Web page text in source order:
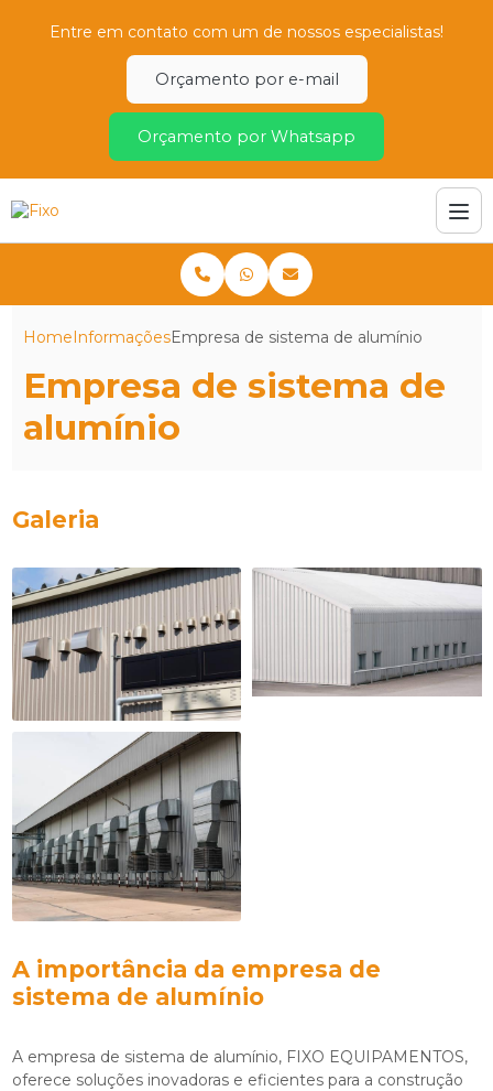
Entre em contato com um de nossos especialistas!
Orçamento por e-mail
Orçamento por Whatsapp
HomeInformaçõesEmpresa de sistema de alumínio
Empresa de sistema de
alumínio
Galeria
A importância da empresa de
sistema de alumínio
A empresa de sistema de alumínio, FIXO EQUIPAMENTOS,
oferece soluções inovadoras e eficientes para a construção